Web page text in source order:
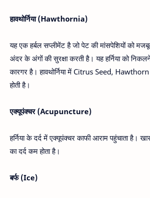
हावथोर्निया (Hawthornia)
यह एक हर्बल सप्लीमेंट है जो पेट की मांसपेशियों को
अंदर के अंगों की सुरक्षा करती है। यह हर्निया को
कारगर है। हावथोर्निया में Citrus Seed,
होती है।
एक्यूपंक्चर (Acupuncture)
हर्निया के दर्द में एक्यूपंक्चर काफी आराम पहुंचाता है।
का दर्द कम होता है।
बर्फ (Ice)